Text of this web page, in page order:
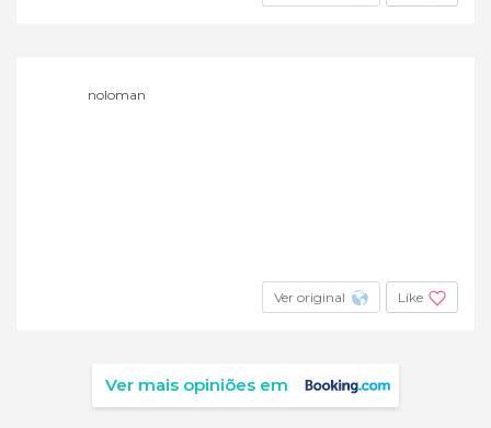
noloman
Ver original Like
Ver mais opiniões em